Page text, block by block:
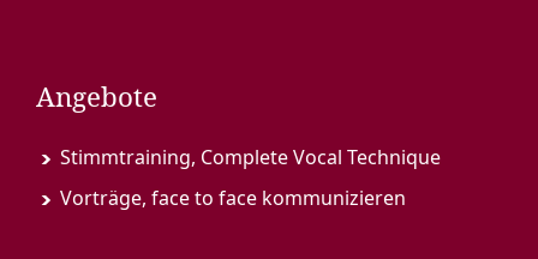
Angebote
Stimmtraining, Complete Vocal Technique
Vorträge, face to face kommunizieren